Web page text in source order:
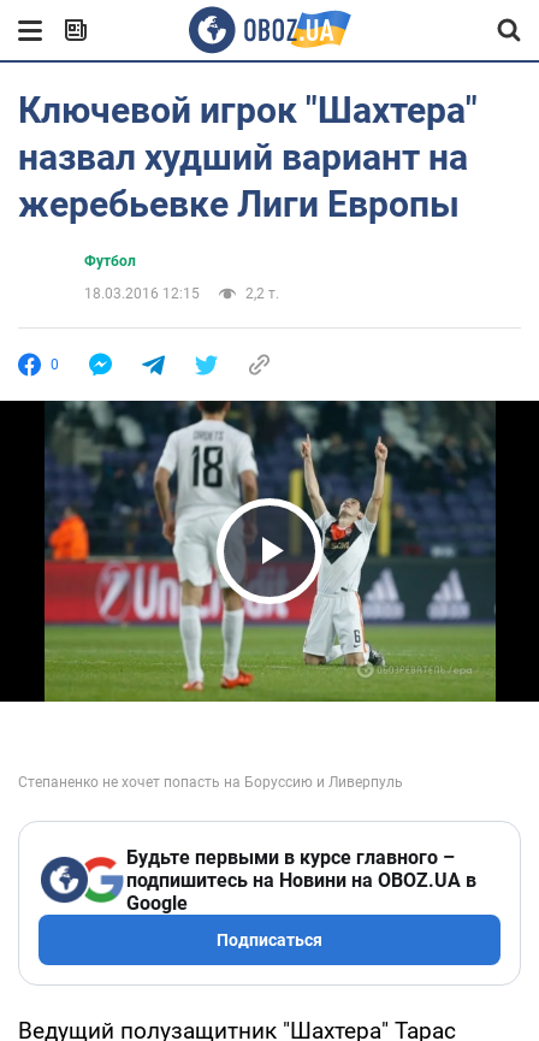
Ключевой игрок "Шахтера"
назвал худший вариант на
жеребьевке Лиги Европы
Футбол
18.03.2016 12:15
2,2 т.
0
Play Video
Будьте первыми в курсе главного –
подпишитесь на Новини на OBOZ.UA в
Google
Подписаться
Ведущий полузащитник "Шахтера" Тарас